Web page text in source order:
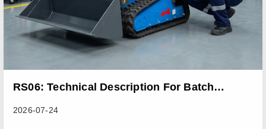
RS06: Technical Description For Batch
2026-07-24